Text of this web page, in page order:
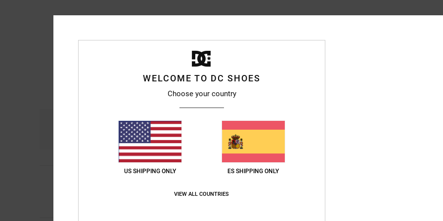
Comodidad
4.7
Relación calidad-precio
4.8
Nuy bueni
WELCOME TO DC SHOES
Choose your country
US SHIPPING ONLY ES SHIPPING ONLY
VIEW ALL COUNTRIES